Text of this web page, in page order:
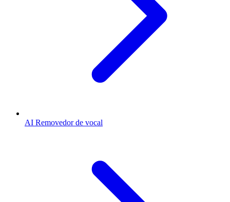
AI Removedor de vocal